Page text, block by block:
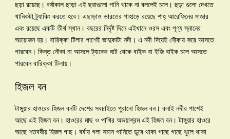
ছড়া রয়েছে। বর্ষাকাল ছাড়া এই ছরাগুলো পানি থাকে না বললেই চলে। ছড়া গুলো দেখতে
খানিকটা ট্র্যাকিং করতে হবে। এছাড়াও ভারতের পাহাড়ে রয়েছে শাহ্ আরেফিনের মাজার
এবং রয়েছে একটি তীর্থ স্থান। বছরের নির্দৃষ্ট দিনে এইখানে ওরস এবং পূণ্য স্নানের
আয়োজন হয়। বারিক্কা টিলার পাশেই জাদুকাটা নদী। এ নদী দিয়েই নৌকায় করে আসতে
পারবেন। কিন্ত নৌকা না আসলে ট্যাকের ঘাট থেকে বাইক বা ইজি বাইক চলে আসতে
পারবেন বারিক্কা টিলায়।
হিজল বন
টাঙ্গুয়ার হাওরের হিজল বনটি দেশের সবচাইতে পুরানো হিজল বন। বলাই নদীর পাশেই
আছে এই হিজল বন। হাওরের মাছ ও পাখির অভয়াশ্রম এই হিজল বন। টাঙ্গুয়ার হাওরে
আছে শতবর্ষীয় হিজল গাছ। বর্ষায় গলা সমান পানিতে ডুবে থাকা গাছে গাছে ঝুলে থাকা